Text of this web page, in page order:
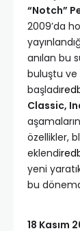
“Notch”
2009’da
anılan bu
buluştu ve
başladı
Classic,
özellikler,
eklendi
yeni
bu
18 Kasım